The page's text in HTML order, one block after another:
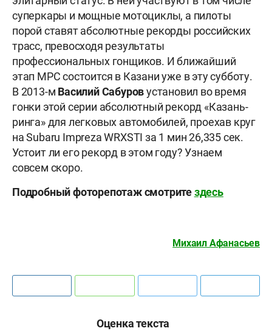
суперкары и мощные мотоциклы, а пилоты
порой ставят абсолютные рекорды российских
трасс, превосходя результаты
профессиональных гонщиков. И ближайший
этап MPC состоится в Казани уже в эту субботу.
В 2013-м Василий Сабуровустановил во время
гонки этой серии абсолютный рекорд «Казань-
ринга» для легковых автомобилей, проехав круг
на Subaru Impreza WRXSTI за 1 мин 26,335 сек.
Устоит ли его рекорд в этом году? Узнаем
совсем скоро.
Подробный фоторепотаж смотритездесь
Михаил Афанасьев
Оценка текста